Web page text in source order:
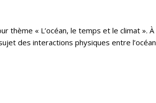
thème « L’océan, le temps et le climat ». À
des interactions physiques entre l’océan